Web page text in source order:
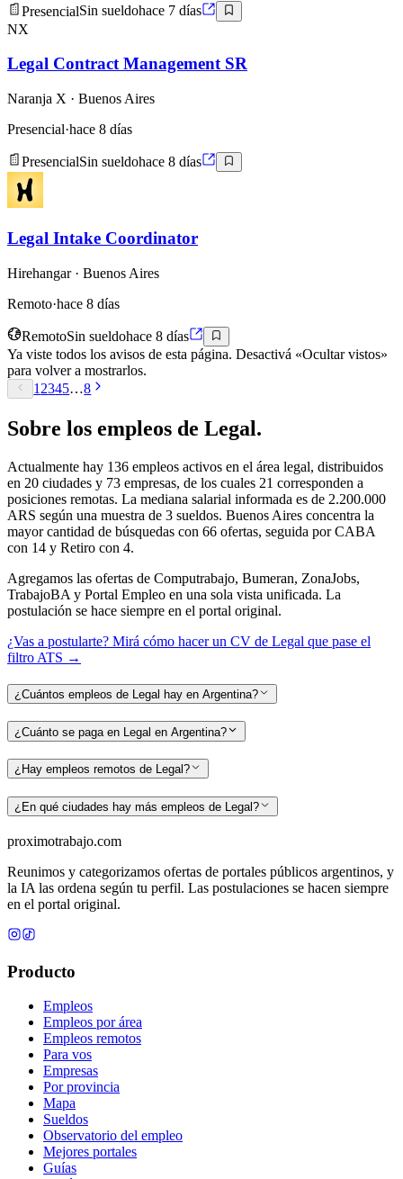
PresencialSin sueldohace 7 días
NX
Legal Contract Management SR
Naranja X · Buenos Aires
Presencial·hace 8 días
PresencialSin sueldohace 8 días
Legal Intake Coordinator
Hirehangar· Buenos Aires
Remoto·hace 8 días
RemotoSin sueldohace 8 días
Ya viste todos los avisos de esta página. Desactivá «Ocultar vistos»
para volver a mostrarlos.
1 2345…8
Sobre los empleos de Legal.
Actualmente hay 136 empleos activos en el área legal, distribuidos
en 20 ciudades y 73 empresas, de los cuales 21 corresponden a
posiciones remotas. La mediana salarial informada es de 2.200.000
ARS según una muestra de 3 sueldos. Buenos Aires concentra la
mayor cantidad de búsquedas con 66 ofertas, seguida por CABA
con 14 y Retiro con 4.
Agregamos las ofertas de Computrabajo, Bumeran, ZonaJobs,
TrabajoBA y Portal Empleo en una sola vista unificada. La
postulación se hace siempre en el portal original.
¿Vas a postularte? Mirá cómo hacer un CV de Legal que pase el
filtro ATS →
¿Cuántos empleos de Legal hay en Argentina?
¿Cuánto se paga en Legal en Argentina?
¿Hay empleos remotos de Legal?
¿En qué ciudades hay más empleos de Legal?
proximotrabajo.com
Reunimos y categorizamos ofertas de portales públicos argentinos, y
la IA las ordena según tu perfil. Las postulaciones se hacen siempre
en el portal original.
Producto
Empleos
Empleos por área
Empleos remotos
Para vos
Empresas
Por provincia
Mapa
Sueldos
Observatorio del empleo
Mejores portales
Guías